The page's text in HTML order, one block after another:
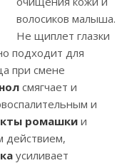
волосиков малыша.
Не щиплет глазки
подходит для
при смене
смягчает и
и
ромашкии
действием,
усиливает